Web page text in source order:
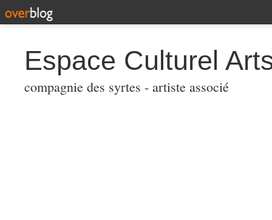
Espace Culturel
compagnie des syrtes - artiste associé